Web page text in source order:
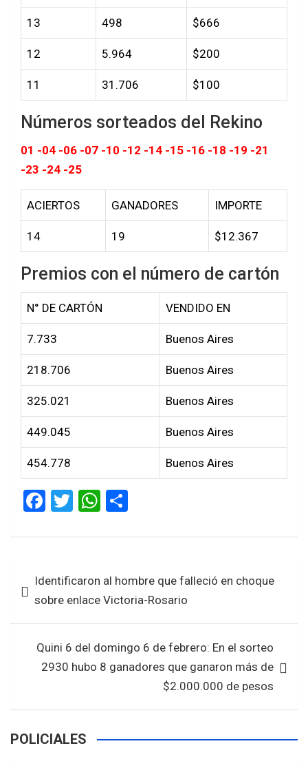
13 498 $666
12 5.964 $200
11 31.706 $100
Números sorteados del Rekino
01 -04 -06 -07 -10 -12 -14 -15 -16 -18 -19 -21
-23 -24 -25
ACIERTOS GANADORES IMPORTE
14 19 $12.367
Premios con el número de cartón
N° DE CARTÓN VENDIDO EN
7.733 Buenos Aires
218.706 Buenos Aires
325.021 Buenos Aires
449.045 Buenos Aires
454.778 Buenos Aires
F
ce
o
o
k
T
tt
W
at
A
p
p
ar
de Identificaron al hombre que falleció en choque
sobre enlace Victoria-Rosario
Quini 6 del domingo 6 de febrero: En el sorteo
2930 hubo 8 ganadores que ganaron más de
$2.000.000 de pesos
POLICIALES